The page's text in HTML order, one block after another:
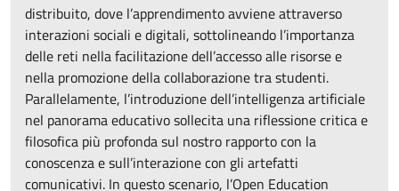
distribuito, dove l’apprendimento avviene attraverso
interazioni sociali e digitali, sottolineando l’importanza
delle reti nella facilitazione dell’accesso alle risorse e
nella promozione della collaborazione tra studenti.
Parallelamente, l’introduzione dell’intelligenza artificiale
nel panorama educativo sollecita una riflessione critica e
filosofica più profonda sul nostro rapporto con la
conoscenza e sull’interazione con gli artefatti
comunicativi. In questo scenario, l’Open Education